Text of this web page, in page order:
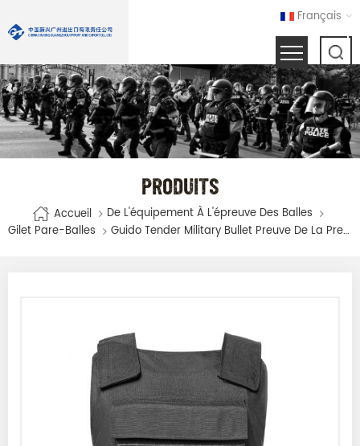
Français
PRODUITS
Accueil
De L'équipement À L'épreuve Des Balles
Gilet Pare-Balles
Guido Tender Military Bullet Preuve De La Preuve Avec Des Assiettes